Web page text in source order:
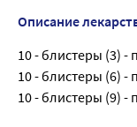
Описание
10 - блистеры (3) -
10 - блистеры (6) -
10 - блистеры (9) -